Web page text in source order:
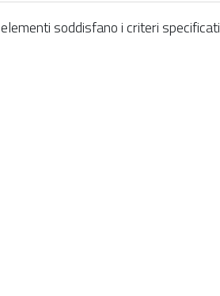
elementi soddisfano i criteri specificati